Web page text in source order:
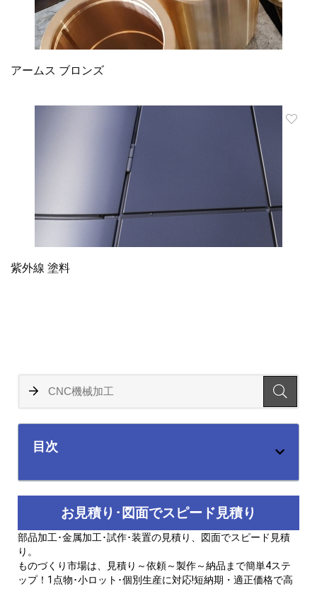
アームス ブロンズ
紫外線 塗料
目次
お見積り･図面でスピード見積り
部品加工･金属加工･試作･装置の見積り、図面でスピード見積
り。
ものづくり市場は、見積り～依頼～製作～納品まで簡単4ステ
ップ！1点物･小ロット･個別生産に対応!短納期・適正価格で高